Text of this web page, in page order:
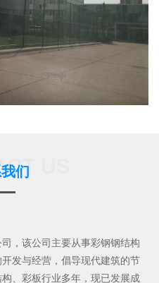
US
们
该公司主要从事彩钢钢结构
发与经营，倡导现代建筑的节
、彩板行业多年，现已发展成